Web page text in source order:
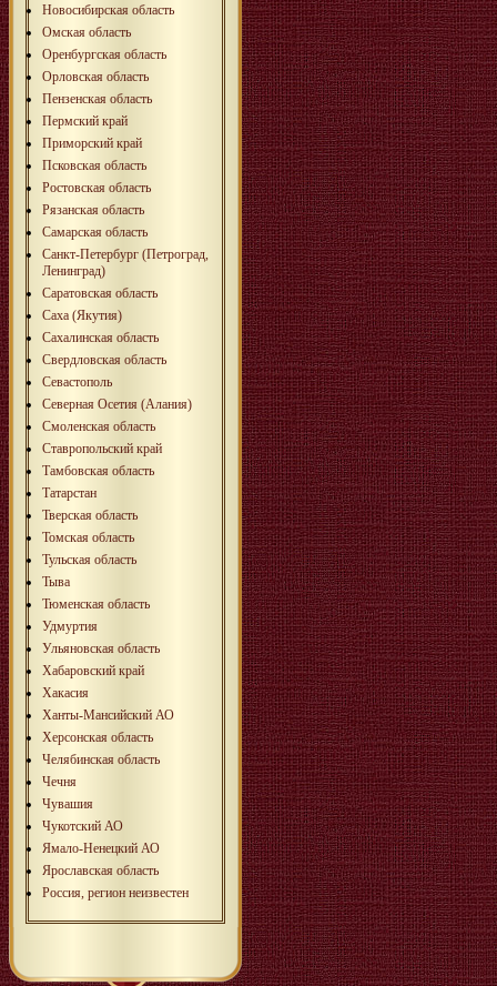
Новосибирская область
Омская область
Оренбургская область
Орловская область
Пензенская область
Пермский край
Приморский край
Псковская область
Ростовская область
Рязанская область
Самарская область
Санкт-Петербург (Петроград,
Ленинград)
Саратовская область
Саха (Якутия)
Сахалинская область
Свердловская область
Севастополь
Северная Осетия (Алания)
Смоленская область
Ставропольский край
Тамбовская область
Татарстан
Тверская область
Томская область
Тульская область
Тыва
Тюменская область
Удмуртия
Ульяновская область
Хабаровский край
Хакасия
Ханты-Мансийский АО
Херсонская область
Челябинская область
Чечня
Чувашия
Чукотский АО
Ямало-Ненецкий АО
Ярославская область
Россия, регион неизвестен